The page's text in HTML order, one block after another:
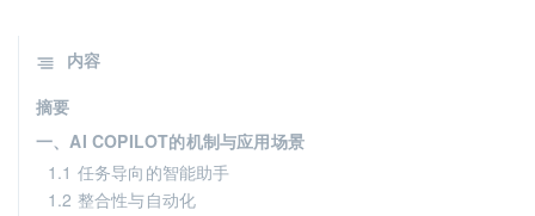
内容
摘要
一、AI COPILOT的机制与应用场景
1.1 任务导向的智能助手
1.2 整合性与自动化